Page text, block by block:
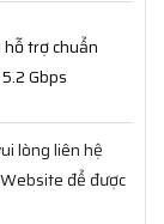
trợ chuẩn
Gbps
lòng liên hệ
để được